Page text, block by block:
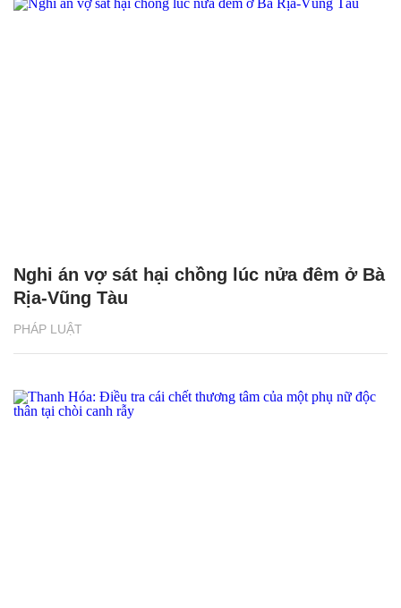
PHÁP LUẬT
Nghi án vợ sát hại chồng lúc nửa đêm ở Bà
Rịa-Vũng Tàu